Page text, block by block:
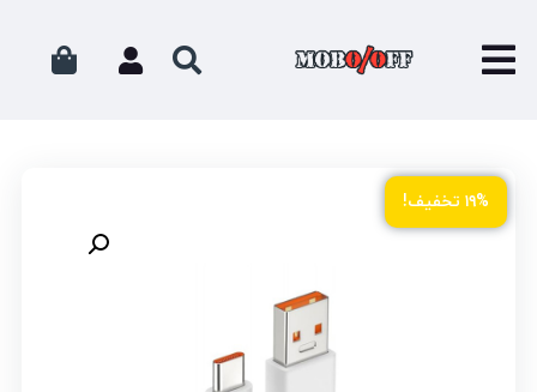
۱۹% تخفیف!